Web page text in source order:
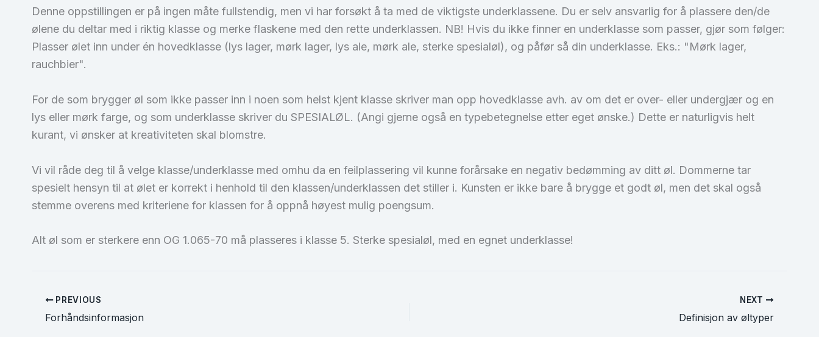
Denne oppstillingen er på ingen måte fullstendig, men vi har forsøkt å ta med de viktigste underklassene. Du er selv ansvarlig for å plassere den/de
ølene du deltar med i riktig klasse og merke flaskene med den rette underklassen. NB! Hvis du ikke finner en underklasse som passer, gjør som følger:
Plasser ølet inn under én hovedklasse (lys lager, mørk lager, lys ale, mørk ale, sterke spesialøl), og påfør så din underklasse. Eks.: "Mørk lager,
rauchbier".
For de som brygger øl som ikke passer inn i noen som helst kjent klasse skriver man opp hovedklasse avh. av om det er over- eller undergjær og en
lys eller mørk farge, og som underklasse skriver du SPESIALØL. (Angi gjerne også en typebetegnelse etter eget ønske.) Dette er naturligvis helt
kurant, vi ønsker at kreativiteten skal blomstre.
Vi vil råde deg til å velge klasse/underklasse med omhu da en feilplassering vil kunne forårsake en negativ bedømming av ditt øl. Dommerne tar
spesielt hensyn til at ølet er korrekt i henhold til den klassen/underklassen det stiller i. Kunsten er ikke bare å brygge et godt øl, men det skal også
stemme overens med kriteriene for klassen for å oppnå høyest mulig poengsum.
Alt øl som er sterkere enn OG 1.065-70 må plasseres i klasse 5. Sterke spesialøl, med en egnet underklasse!
PREVIOUS
Forhåndsinformasjon
NEXT
Definisjon av øltyper